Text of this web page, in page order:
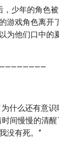
，少年的角色
游戏角色离开
为他们口中的
什么还有意
间慢慢的清
没有死。”